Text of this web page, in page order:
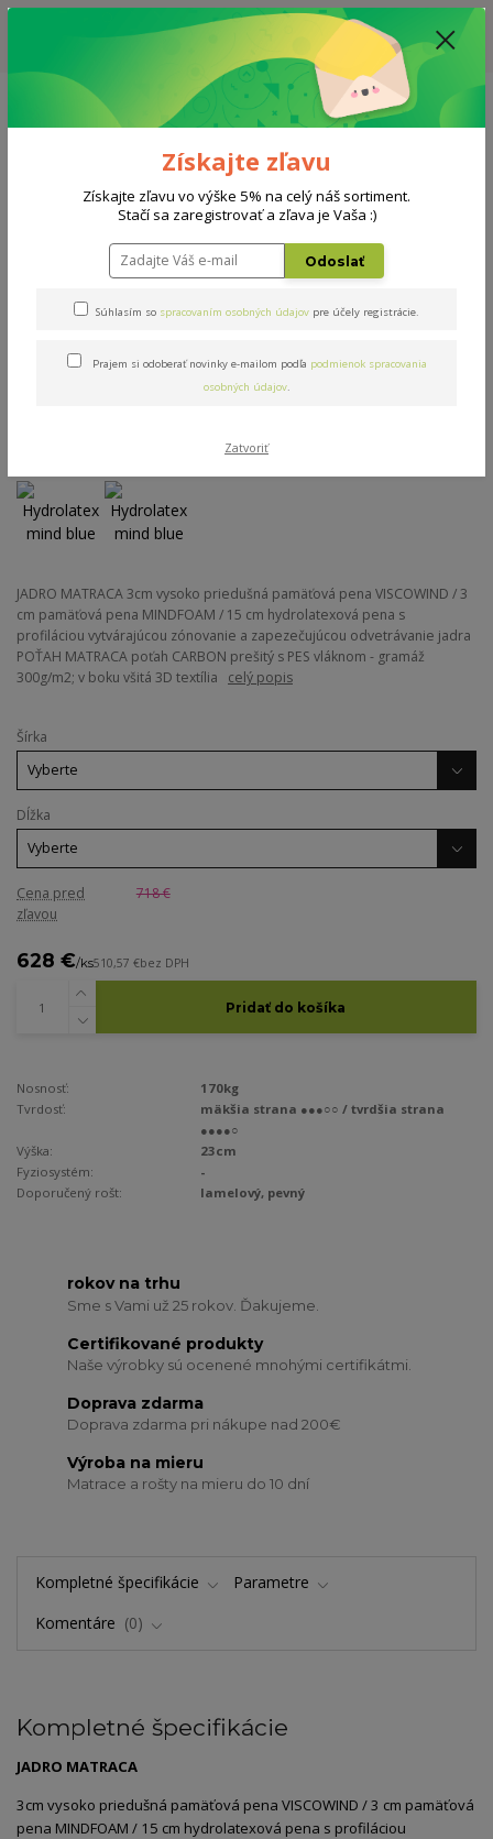
ZĽAVA: VŠETKY VYSTAVENÉ POSTELE ZA 400€ - CENA MATRACU A ROŠTU
PODĽA VÝBERU / DODACIA LEHOTA JE AKTUÁLNE 10-15 PRACOVNÝCH
Menu
0908 777 700 Po-So: 10-18 hod.
0
Matrace Hydrolatex mind blue
Hydrolatex mind blue
Novinka Akcia TOP produkt Doprava ZADARMO
JADRO MATRACA 3cm vysoko priedušná pamäťová pena VISCOWIND / 3
cm pamäťová pena MINDFOAM / 15 cm hydrolatexová pena s
profiláciou vytvárajúcou zónovanie a zapezečujúcou odvetrávanie jadra
POŤAH MATRACA poťah CARBON prešitý s PES vláknom - gramáž
300g/m2; v boku všitá 3D textília celý popis
Šírka
Dĺžka
Cena pred
zľavou
718 €
628 €/ks510,57 €bez DPH
Pridať do košíka
Nosnosť:
170kg
Tvrdosť:
mäkšia strana ●●●○○ / tvrdšia strana
●●●●○
Výška:
23cm
Fyziosystém:
-
Doporučený rošt:
lamelový, pevný
rokov na trhu
Sme s Vami už 25 rokov. Ďakujeme.
Certifikované produkty
Naše výrobky sú ocenené mnohými certifikátmi.
Doprava zdarma
Doprava zdarma pri nákupe nad 200€
Výroba na mieru
Matrace a rošty na mieru do 10 dní
Kompletné špecifikácie
Parametre
Komentáre
0
Kompletné špecifikácie
JADRO MATRACA
3cm vysoko priedušná pamäťová pena VISCOWIND / 3 cm pamäťová
pena MINDFOAM / 15 cm hydrolatexová pena s profiláciou
Získajte zľavu
Získajte zľavu vo výške 5% na celý náš sortiment.
Stačí sa zaregistrovať a zľava je Vaša :)
Odoslať
Súhlasím so spracovaním osobných údajov pre účely registrácie.
Prajem si odoberať novinky e-mailom podľa podmienok spracovania
osobných údajov.
Zatvoriť